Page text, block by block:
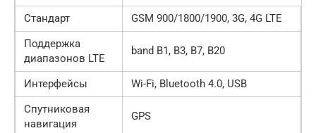
Стандарт
GSM 900/1800/1900, 3G, 4G LTE
Поддержка
диапазонов LTE
band B1, B3, B7, B20
Интерфейсы
Wi-Fi, Bluetooth 4.0, USB
Спутниковая
навигация
GPS